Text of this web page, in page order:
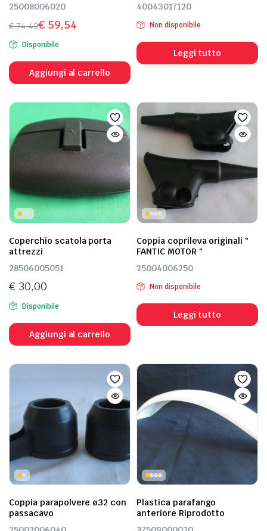
25008006020
€74,42
Il
prezzo
originale
era:
€59,54
Il
prezzo
attuale
è:
Disponibile
Aggiungi al carrello
40043017120
Non disponibile
Leggi tutto
Coperchio scatola porta
attrezzi
28506005051
€ 30,00
Disponibile
Aggiungi al carrello
Coppia coprileva originali "
FANTIC MOTOR "
25004006250
Non disponibile
Leggi tutto
Coppia parapolvere ø32 con
passacavo
Plastica parafango
anteriore Riprodotto